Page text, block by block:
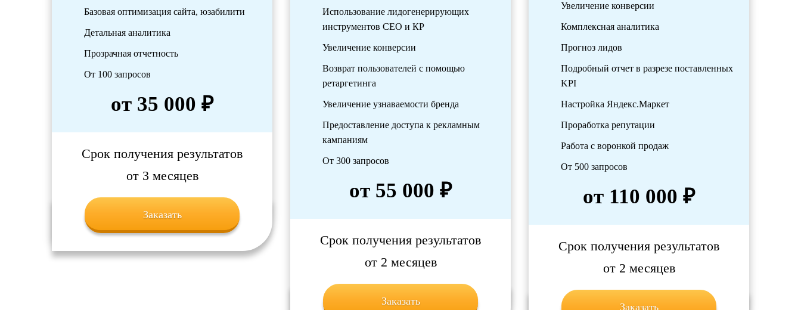
Базовая оптимизация сайта, юзабилити
Детальная аналитика
Прозрачная отчетность
От 100 запросов
от 35 000 ₽
Срок получения результатов
от 3 месяцев
Заказать
Использование лидогенерирующих
инструментов СЕО и КР
Увеличение конверсии
Возврат пользователей с помощью
ретаргетинга
Увеличение узнаваемости бренда
Предоставление доступа к рекламным
кампаниям
От 300 запросов
от 55 000 ₽
Срок получения результатов
от 2 месяцев
Заказать
Увеличение конверсии
Комплексная аналитика
Прогноз лидов
Подробный отчет в разрезе поставленных
KPI
Настройка Яндекс.Маркет
Проработка репутации
Работа с воронкой продаж
От 500 запросов
от 110 000 ₽
Срок получения результатов
от 2 месяцев
Заказать